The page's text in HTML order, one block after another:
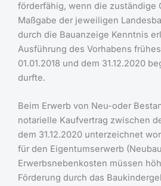
förderfähig, wenn die zuständige
Maßgabe der jeweiligen
durch die Bauanzeige Kenntnis
Ausführung des Vorhabens
01.01.2018 und dem 31.12.2020
durfte.
Beim Erwerb von Neu-oder
notarielle Kaufvertrag zwischen
dem 31.12.2020 unterzeichnet
für den Eigentumserwerb
Erwerbsnebenkosten müssen
Förderung durch das